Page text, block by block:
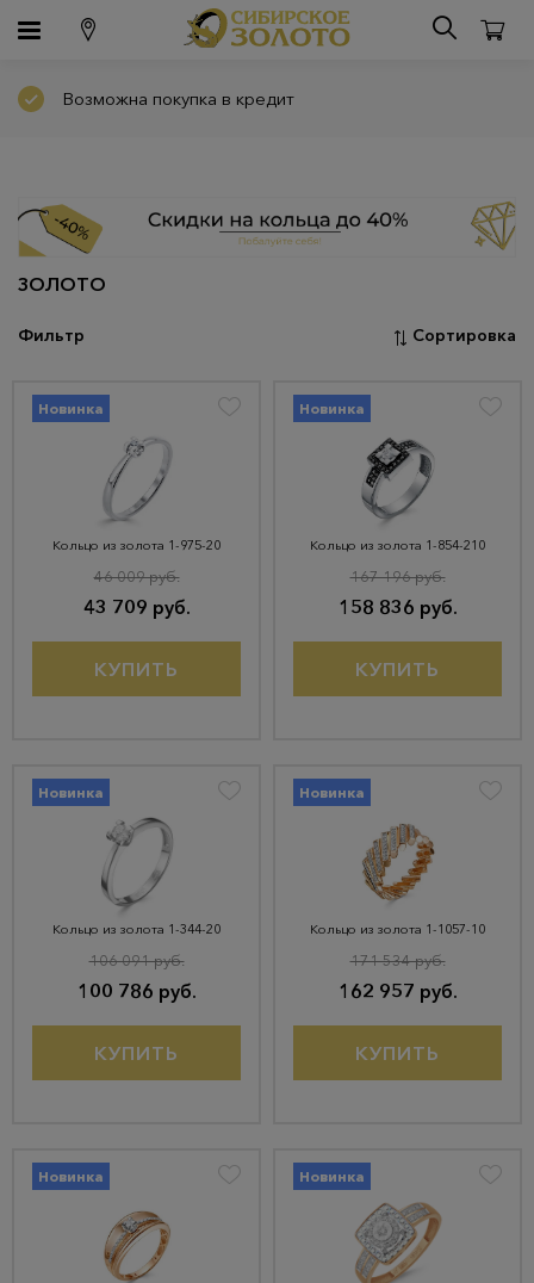
Возможна покупка в кредит
ЗОЛОТО
Фильтр Сортировка
Новинка
Кольцо из золота 1-975-20
43 709 руб.
46 009 руб.
КУПИТЬ
Новинка
Кольцо из золота 1-854-210
158 836 руб.
167 196 руб.
КУПИТЬ
Новинка
Кольцо из золота 1-344-20
100 786 руб.
106 091 руб.
КУПИТЬ
Новинка
Кольцо из золота 1-1057-10
162 957 руб.
171 534 руб.
КУПИТЬ
Новинка Новинка